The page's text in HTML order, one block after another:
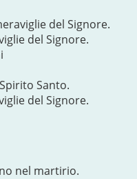
del Signore.
del Signore.
Santo.
del Signore.
nel martirio.